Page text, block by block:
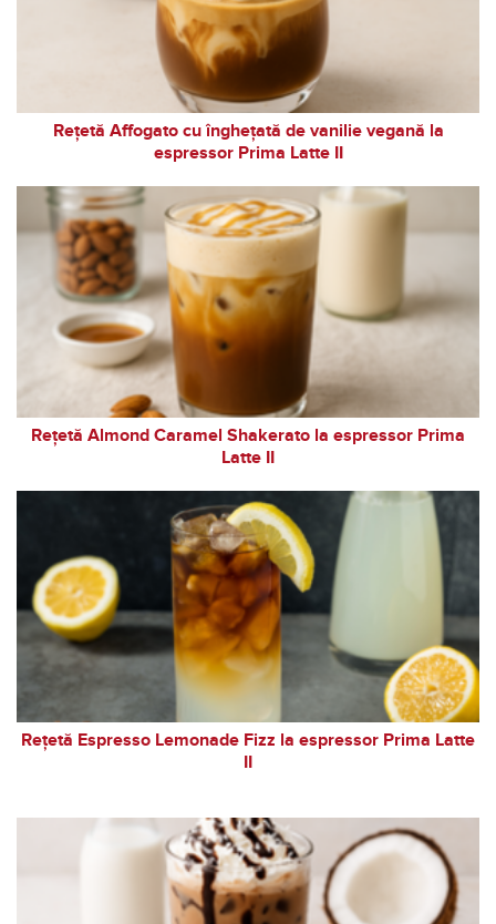
Rețetă Affogato cu înghețată de vanilie vegană la
espressor Prima Latte II
Rețetă Almond Caramel Shakerato la espressor Prima
Latte II
Rețetă Espresso Lemonade Fizz la espressor Prima Latte
II